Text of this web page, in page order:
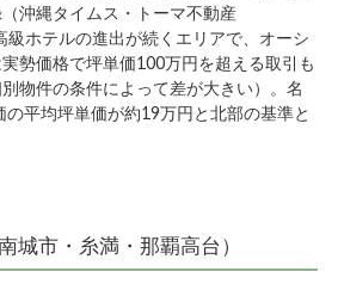
沖縄タイムス・トーマ不動産
ホテルの進出が続くエリアで、オーシ
勢価格で坪単価100万円を超える取引も
物件の条件によって差が大きい）。名
平均坪単価が約19万円と北部の基準と
城市・糸満・那覇高台）